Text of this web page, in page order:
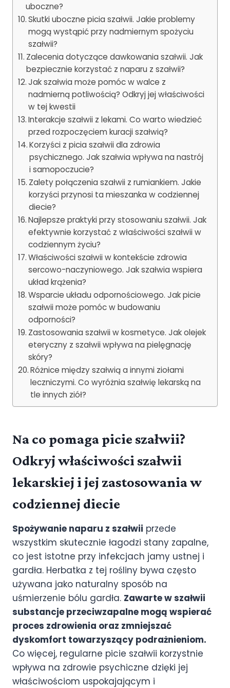
uboczne?
Skutki uboczne picia szałwii. Jakie problemy
mogą wystąpić przy nadmiernym spożyciu
szałwii?
Zalecenia dotyczące dawkowania szałwii. Jak
bezpiecznie korzystać z naparu z szałwii?
Jak szałwia może pomóc w walce z
nadmierną potliwością? Odkryj jej właściwości
w tej kwestii
Interakcje szałwii z lekami. Co warto wiedzieć
przed rozpoczęciem kuracji szałwią?
Korzyści z picia szałwii dla zdrowia
psychicznego. Jak szałwia wpływa na nastrój
i samopoczucie?
Zalety połączenia szałwii z rumiankiem. Jakie
korzyści przynosi ta mieszanka w codziennej
diecie?
Najlepsze praktyki przy stosowaniu szałwii. Jak
efektywnie korzystać z właściwości szałwii w
codziennym życiu?
Właściwości szałwii w kontekście zdrowia
sercowo-naczyniowego. Jak szałwia wspiera
układ krążenia?
Wsparcie układu odpornościowego. Jak picie
szałwii może pomóc w budowaniu
odporności?
Zastosowania szałwii w kosmetyce. Jak olejek
eteryczny z szałwii wpływa na pielęgnację
skóry?
Różnice między szałwią a innymi ziołami
leczniczymi. Co wyróżnia szałwię lekarską na
tle innych ziół?
Na co pomaga picie szałwii?
Odkryj właściwości szałwii
lekarskiej i jej zastosowania w
codziennej diecie
Spożywanie naparu z szałwii przede
wszystkim skutecznie łagodzi stany zapalne,
co jest istotne przy infekcjach jamy ustnej i
gardła. Herbatka z tej rośliny bywa często
używana jako naturalny sposób na
uśmierzenie bólu gardła. Zawarte w szałwii
substancje przeciwzapalne mogą wspierać
proces zdrowienia oraz zmniejszać
dyskomfort towarzyszący podrażnieniom.
Co więcej, regularne picie szałwii korzystnie
wpływa na zdrowie psychiczne dzięki jej
właściwościom uspokajającym i